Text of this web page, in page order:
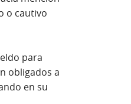
o cautivo
para
obligados a
en su